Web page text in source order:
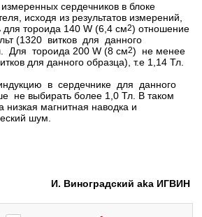
сердечников в блоке
исходя из результатов измерений,
тороида 140 W (6,4 см2) отношение
(1320 витков для данного
Для тороида 200 W (8 см2) не менее
для данного образца), т.е 1,14 Тл.
в сердечнике для данного
не выбирать более 1,0 Тл. В таком
низкая магнитная наводка и
шум.
И. Виноградский aka ИГВИН